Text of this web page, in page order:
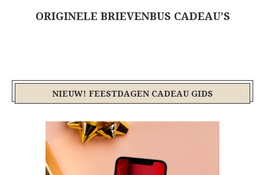
ORIGINELE BRIEVENBUS CADEAU’S
NIEUW! FEESTDAGEN CADEAU GIDS